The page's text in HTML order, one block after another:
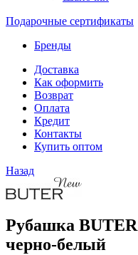
Подарочные сертификаты
Бренды
Доставка
Как оформить
Возврат
Оплата
Кредит
Контакты
Купить оптом
Назад
Рубашка BUTER
черно-белый